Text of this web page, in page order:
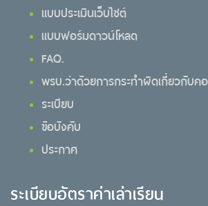
แบบประเมินเว็บไซต์
แบบฟอร์มดาวน์โหลด
FAQ.
พรบ.ว่าด้วยการกระทำผิดเกี่ยวกับค
ระเบียบ
ข้อบังคับ
ประกาศ
ระเบียบอัตราค่าเล่าเรียน